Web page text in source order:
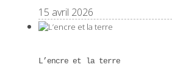
15 avril 2026
L’encre et la terre